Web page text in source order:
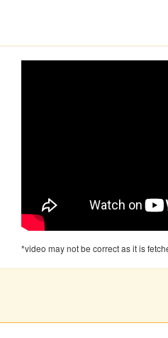
*video may not be correct as it is